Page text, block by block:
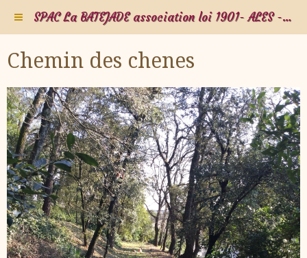
SPAC La BATEJADE association loi 1901- ALES - Gard - Occitanie - FRANCE
Chemin des chenes